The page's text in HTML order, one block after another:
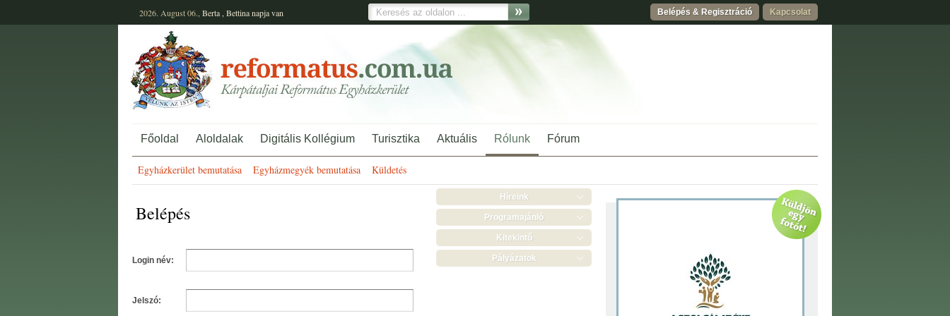
Belépés & Regisztráció Kapcsolat
2026. August 06., Berta , Bettinanapja van
Főoldal Aloldalak Digitális Kollégium Turisztika Aktuális Rólunk Fórum
Egyházkerület bemutatása Egyházmegyék bemutatása Küldetés
Belépés
Login név:
Jelszó:
Híreink
Programajánló
Kitekintő
Pályázatok